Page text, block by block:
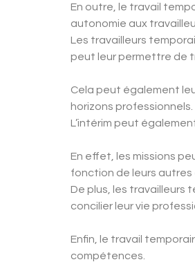
En outre, le travail
autonomie aux
Les travailleurs
peut leur permettre de
Cela peut également
horizons professionnels.
L’intérim peut
En effet, les missions
fonction de leurs autres
De plus, les travailleurs
concilier leur vie
Enfin, le travail
compétences.